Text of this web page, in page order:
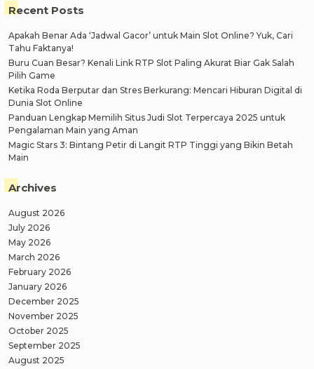
Recent Posts
Apakah Benar Ada ‘Jadwal Gacor’ untuk Main Slot Online? Yuk, Cari
Tahu Faktanya!
Buru Cuan Besar? Kenali Link RTP Slot Paling Akurat Biar Gak Salah
Pilih Game
Ketika Roda Berputar dan Stres Berkurang: Mencari Hiburan Digital di
Dunia Slot Online
Panduan Lengkap Memilih Situs Judi Slot Terpercaya 2025 untuk
Pengalaman Main yang Aman
Magic Stars 3: Bintang Petir di Langit RTP Tinggi yang Bikin Betah
Main
Archives
August 2026
July 2026
May 2026
March 2026
February 2026
January 2026
December 2025
November 2025
October 2025
September 2025
August 2025